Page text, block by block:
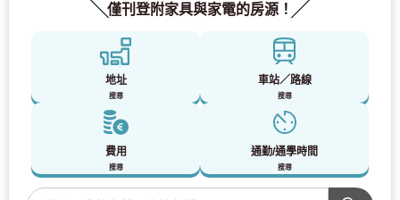
僅刊登附家具與家電的房源！
地址
搜尋
車站／路線
搜尋
費用
搜尋
通勤/通學時間
搜尋